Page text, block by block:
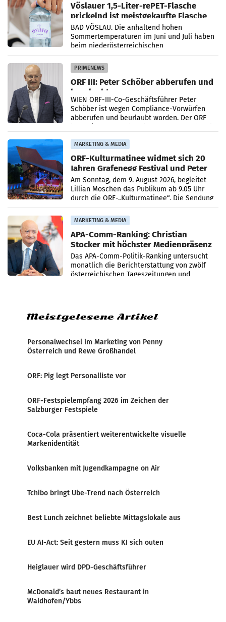
Vöslauer 1,5-Liter-rePET-Flasche
prickelnd ist meistgekaufte Flasche
Österreichs
BAD VÖSLAU. Die anhaltend hohen
Sommertemperaturen im Juni und Juli haben
beim niederösterreichischen
Getränkehersteller Vöslauer zu deutlichen
Absatzzuwächsen geführt. Während
PRIMENEWS
ORF III: Peter Schöber abberufen und
beurlaubt
WIEN ORF-III-Co-Geschäftsführer Peter
Schöber ist wegen Compliance-Vorwürfen
abberufen und beurlaubt worden. Der ORF
MARKETING & MEDIA
ORF-Kulturmatinee widmet sich 20
Jahren Grafenegg Festival und Peter
Simonischek
Am Sonntag, dem 9. August 2026, begleitet
Lillian Moschen das Publikum ab 9.05 Uhr
durch die ORF-„Kulturmatinee“. Die Sendung
startet mit der Dokumentation „20 Jahre
Grafenegg
MARKETING & MEDIA
APA-Comm-Ranking: Christian
Stocker mit höchster Medienpräsenz
im Juli
Das APA-Comm-Politik-Ranking untersucht
monatlich die Berichterstattung von zwölf
österreichischen Tageszeitungen und
analysiert, welche Politikerinnen und
Meistgelesene Artikel
Personalwechsel im Marketing von Penny
Österreich und Rewe Großhandel
ORF: Pig legt Personalliste vor
ORF-Festspielempfang 2026 im Zeichen der
Salzburger Festspiele
Coca-Cola präsentiert weiterentwickelte visuelle
Markenidentität
Volksbanken mit Jugendkampagne on Air
Tchibo bringt Ube-Trend nach Österreich
Best Lunch zeichnet beliebte Mittagslokale aus
EU AI-Act: Seit gestern muss KI sich outen
Heiglauer wird DPD-Geschäftsführer
McDonald’s baut neues Restaurant in
Waidhofen/Ybbs